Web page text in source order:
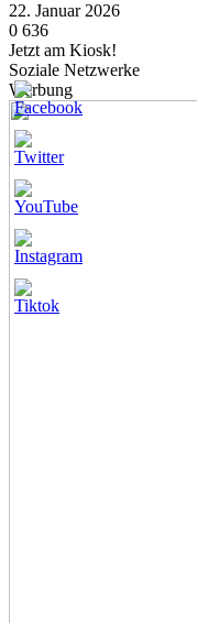
22. Januar 2026
0 636
Jetzt am Kiosk!
Soziale Netzwerke
Werbung